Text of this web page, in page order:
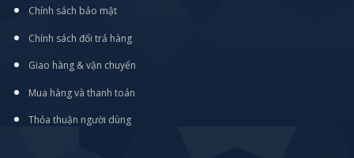
Chính sách bảo mật
Chính sách đổi trả hàng
Giao hàng & vận chuyển
Mua hàng và thanh toán
Thỏa thuận người dùng